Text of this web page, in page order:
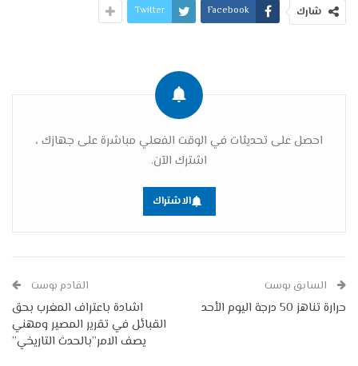
شارك Facebook
Twitter
احصل على تحديثات في الوقت الفعلي مباشرة على جهازك ،
اشترك الآن.
الاشتراك
السابق بوست
حرارة تناهز 50 درجة اليوم الأحد
القادم بوست
اشادة باعتراف المغرب بحق
القبائل في تقرير المصير ومهني
يصف الامر”بالحدث التاريخي”